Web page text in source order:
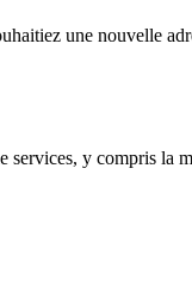
une nouvelle
y compris la